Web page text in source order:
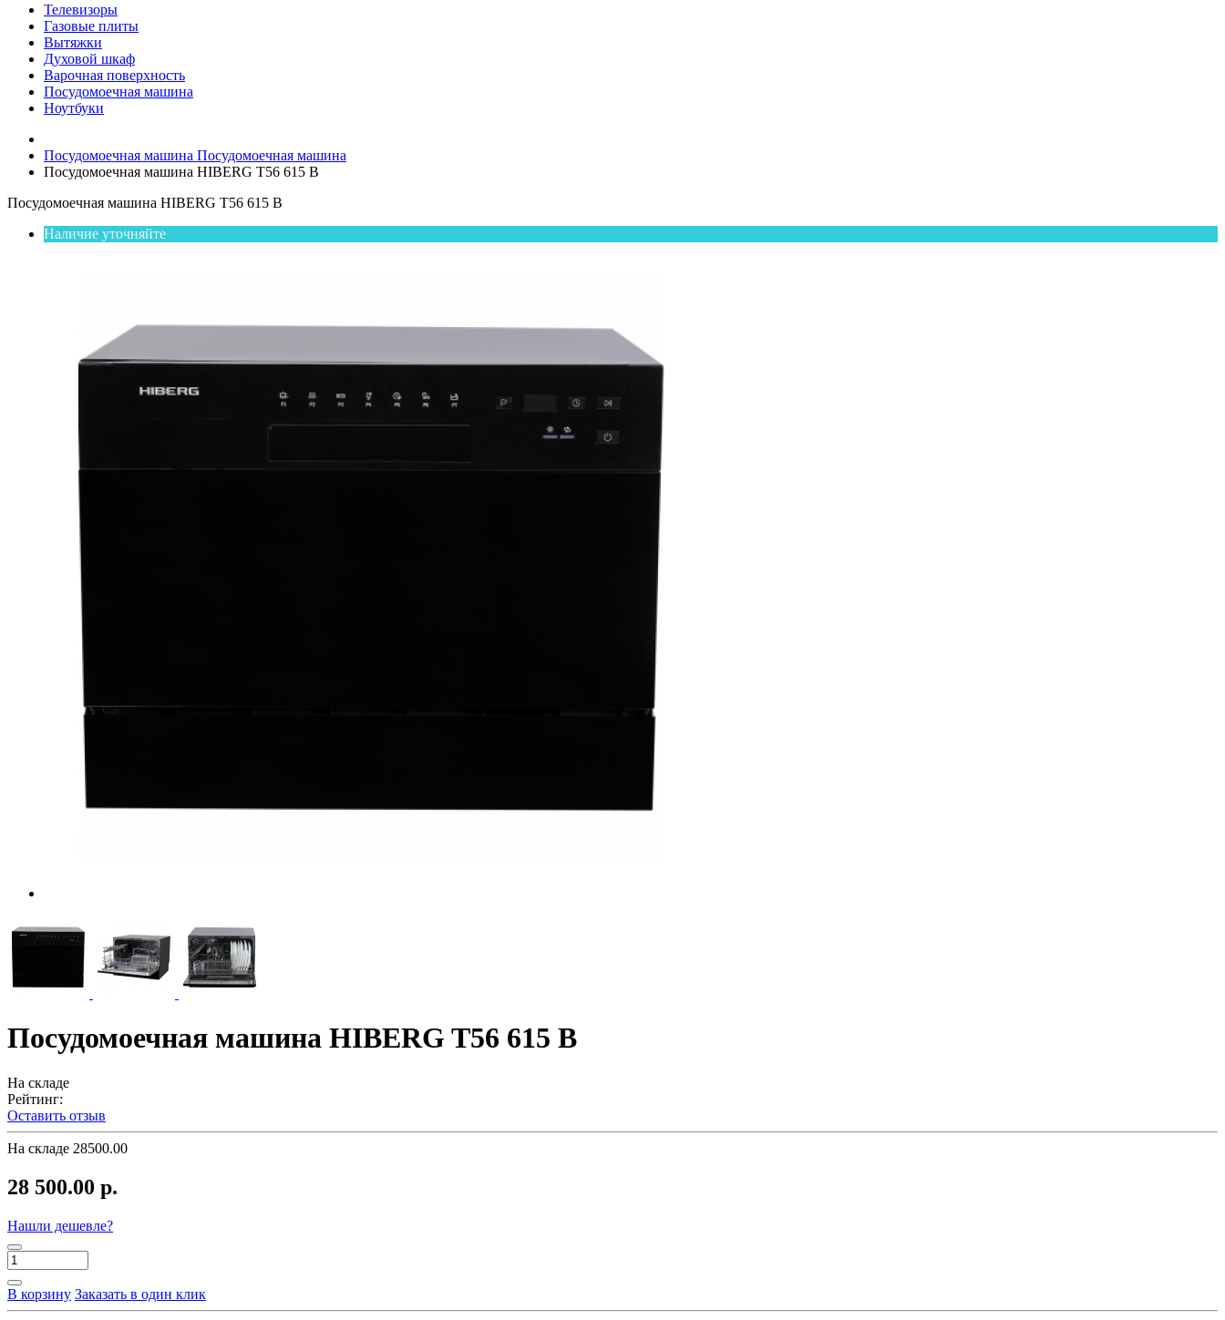
Телевизоры
Газовые плиты
Вытяжки
Духовой шкаф
Варочная поверхность
Посудомоечная машина
Ноутбуки
Посудомоечная машина Посудомоечная машина
Посудомоечная машина HIBERG T56 615 B
Посудомоечная машина HIBERG T56 615 B
Наличие уточняйте
Посудомоечная машина HIBERG T56 615 B
На складе
Рейтинг:
Оставить отзыв
На складе 28500.00
28 500.00 р.
Нашли дешевле?
В корзину Заказать в один клик